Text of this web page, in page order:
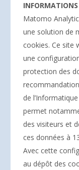
Matomo
une solution de
cookies. Ce site
une
protection des
de
permet
des visiteurs et
ces données à
Avec cette
au dépôt des